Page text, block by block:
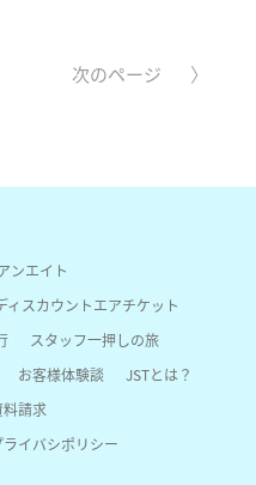
次のページ
ンエイト
ィスカウントエアチケット
スタッフ一押しの旅
お客様体験談
JSTとは？
料請求
ライバシポリシー